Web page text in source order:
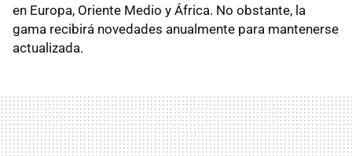
en Europa, Oriente Medio y África. No obstante, la
gama recibirá novedades anualmente para mantenerse
actualizada.